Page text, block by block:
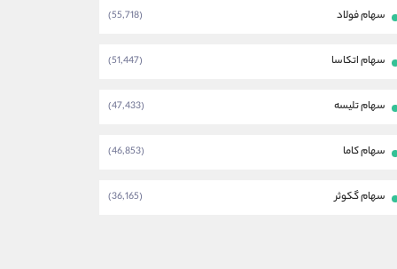
سهام فولاد (55,718)
سهام اتکاسا (51,447)
سهام تلیسه (47,433)
سهام کاما (46,853)
سهام گکوثر (36,165)